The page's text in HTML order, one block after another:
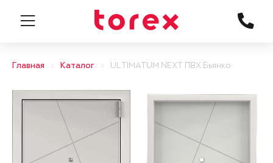
Главная Каталог ULTIMATUM NEXT ПВХ Бьянко